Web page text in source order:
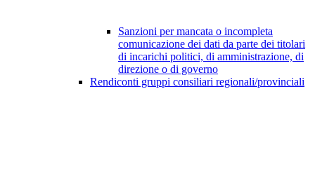
Sanzioni per mancata o incompleta
comunicazione dei dati da parte dei titolari
di incarichi politici, di amministrazione, di
direzione o di governo
Rendiconti gruppi consiliari regionali/provinciali